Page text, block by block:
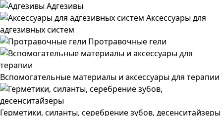
Адгезивы
Аксессуары для
адгезивных систем
Протравочные гели
Вспомогательные материалы и аксессуары для терапии
Герметики, силанты, серебрение зубов, десенситайзеры